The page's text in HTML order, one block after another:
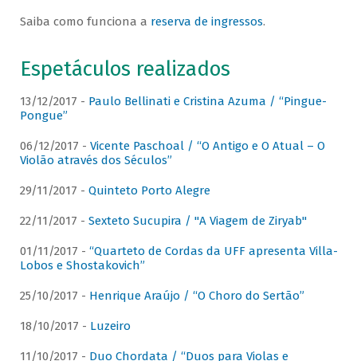
Saiba como funciona a reserva de ingressos.
Espetáculos realizados
13/12/2017 - Paulo Bellinati e Cristina Azuma / “Pingue-
Pongue”
06/12/2017 - Vicente Paschoal / “O Antigo e O Atual – O
Violão através dos Séculos”
29/11/2017 - Quinteto Porto Alegre
22/11/2017 - Sexteto Sucupira / "A Viagem de Ziryab"
01/11/2017 - “Quarteto de Cordas da UFF apresenta Villa-
Lobos e Shostakovich”
25/10/2017 - Henrique Araújo / “O Choro do Sertão”
18/10/2017 - Luzeiro
11/10/2017 - Duo Chordata / “Duos para Violas e